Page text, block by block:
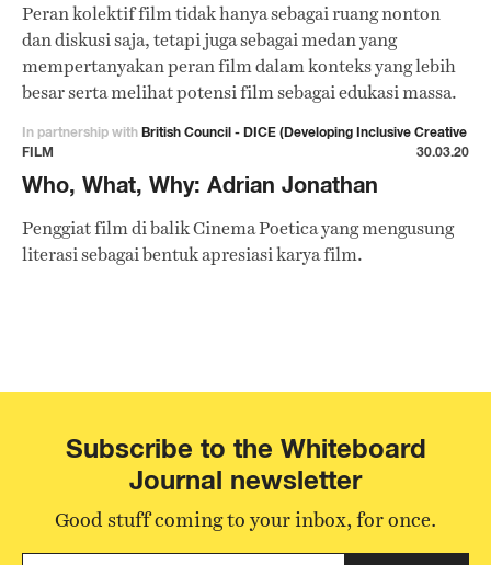
Peran kolektif film tidak hanya sebagai ruang nonton
dan diskusi saja, tetapi juga sebagai medan yang
mempertanyakan peran film dalam konteks yang lebih
besar serta melihat potensi film sebagai edukasi massa.
In partnership with British Council - DICE (Developing Inclusive Creative
Economy)
FILM 30.03.20
Who, What, Why: Adrian Jonathan
Penggiat film di balik Cinema Poetica yang mengusung
literasi sebagai bentuk apresiasi karya film.
Subscribe to the Whiteboard
Journal newsletter
Good stuff coming to your inbox, for once.